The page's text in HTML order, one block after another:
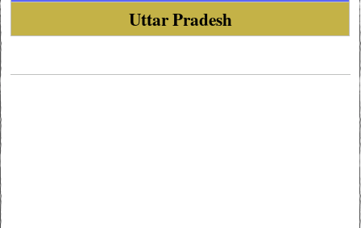
Uttar Pradesh